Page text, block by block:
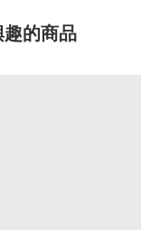
的商品